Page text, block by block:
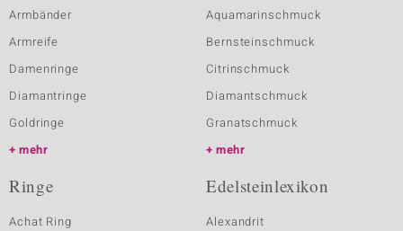
Armbänder
Armreife
Damenringe
Diamantringe
Goldringe
mehr
Aquamarinschmuck
Bernsteinschmuck
Citrinschmuck
Diamantschmuck
Granatschmuck
mehr
Ringe
Achat Ring
Edelsteinlexikon
Alexandrit